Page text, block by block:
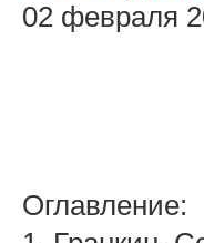
02 февраля
Оглавление: